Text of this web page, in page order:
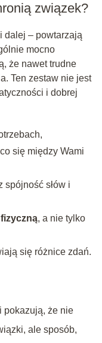
związek?
dalej – powtarzają
mocno
że nawet trudne
Ten zestaw nie jest
i dobrej
się między Wami
słów i
, a nie tylko
się różnice zdań.
pokazują, że nie
ale sposób,